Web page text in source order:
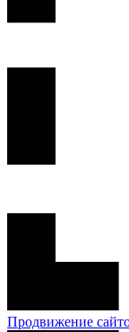
Продвижение